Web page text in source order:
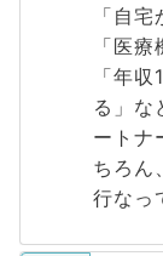
「自
「医
「年
る」な
ートナ
ちろん
行なっ